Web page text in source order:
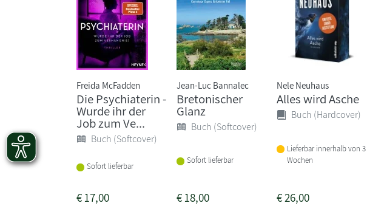
Freida McFadden
Die Psychiaterin -
Wurde ihr der
Job zum Ve...
Buch (Softcover)
Sofort lieferbar
€17,00
Jean-Luc Bannalec
Bretonischer
Glanz
Buch (Softcover)
Sofort lieferbar
€18,00
Nele Neuhaus
Alles wird Asche
Buch (Hardcover)
Lieferbar innerhalb von 3
Wochen
€26,00